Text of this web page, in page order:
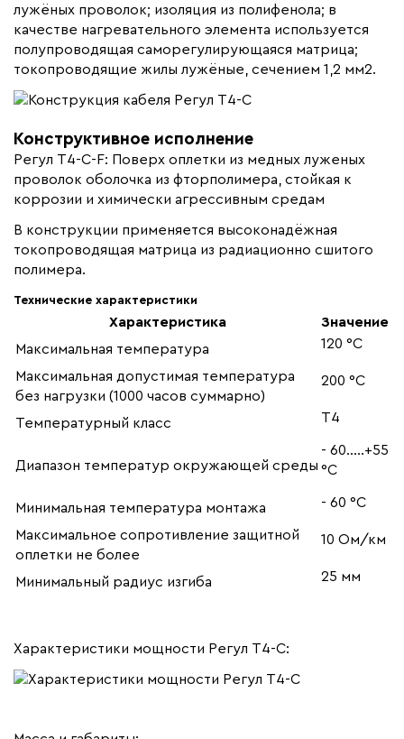
Срок службы(год)
Область применения Промышленный обогрев
Максимальная температура(C)
Бренд РЕГУЛ
Материал Фторполимер
лужёных проволок; изоляция из полифенола; в
качестве нагревательного элемента используется
полупроводящая саморегулирующаяся матрица;
токопроводящие жилы лужёные, сечением 1,2 мм2.
Конструктивное исполнение
Регул Т4-С-F: Поверх оплетки из медных луженых
проволок оболочка из фторполимера, стойкая к
коррозии и химически агрессивным средам
В конструкции применяется высоконадёжная
токопроводящая матрица из радиационно сшитого
полимера.
Технические характеристики
Характеристика
Значение
Максимальная температура
120 °С
Максимальная допустимая температура
без нагрузки (1000 часов суммарно)
200 °С
Температурный класс Т4
Диапазон температур окружающей среды
- 60…..+55
°С
Минимальная температура монтажа - 60 °С
Максимальное сопротивление защитной
оплетки не более
10 Ом/км
Минимальный радиус изгиба 25 мм
Характеристики мощности Регул Т4-С: